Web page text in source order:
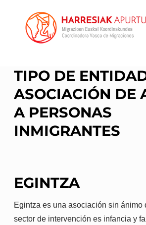
content
MIGRACIONES
una sociedad inclusiva y abierta
donde todas las personas vean
reconocida su ciudadanía plena
TIPO DE
ASOCIACIÓN DE
A PERSONAS
INMIGRANTES
EGINTZA
Egintza es una asociación sin ánimo
sector de intervención es infancia y